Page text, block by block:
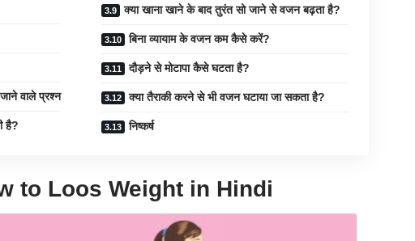
वाले प्रश्न
है?
क्या खाना खाने के बाद तुरंत सो जाने से वजन बढ़ता है?
बिना व्यायाम के वजन कम कैसे करें?
दौड़ने से मोटापा कैसे घटता है?
क्या तैराकी करने से भी वजन घटाया जा सकता है?
निष्कर्ष
to Loos Weight in Hindi